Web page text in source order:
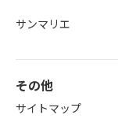
サンマリエ
その他
サイトマップ